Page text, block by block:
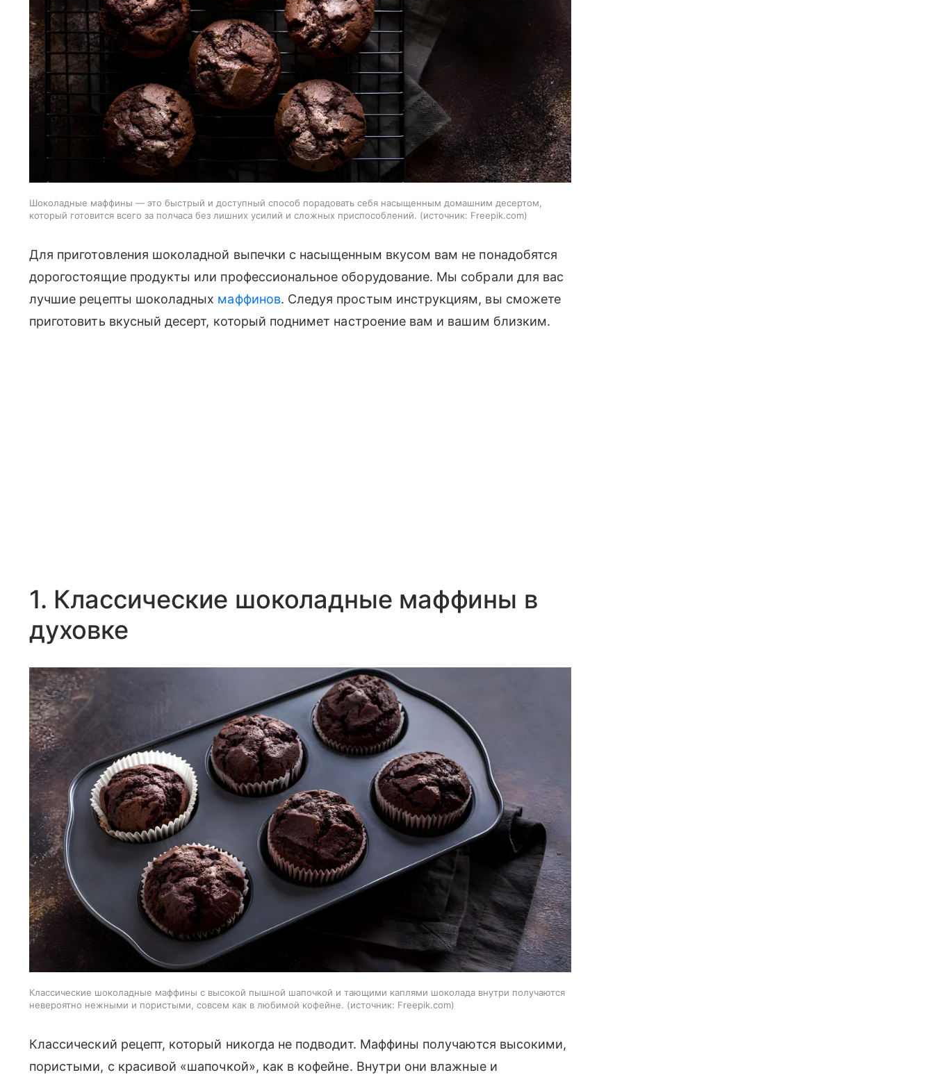
Шоколадные маффины — это быстрый и доступный способ порадовать себя насыщенным домашним десертом,
который готовится всего за полчаса без лишних усилий и сложных приспособлений.
источник: Freepik.com
Для приготовления шоколадной выпечки с насыщенным вкусом вам не понадобятся
дорогостоящие продукты или профессиональное оборудование. Мы собрали для вас
лучшие рецепты шоколадных маффинов. Следуя простым инструкциям, вы сможете
приготовить вкусный десерт, который поднимет настроение вам и вашим близким.
1. Классические шоколадные маффины в
духовке
Классические шоколадные маффины с высокой пышной шапочкой и тающими каплями шоколада внутри получаются
невероятно нежными и пористыми, совсем как в любимой кофейне.
источник: Freepik.com
Классический рецепт, который никогда не подводит. Маффины получаются высокими,
пористыми, с красивой «шапочкой», как в кофейне. Внутри они влажные и